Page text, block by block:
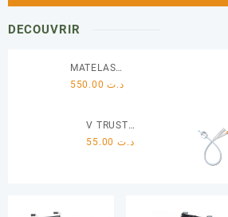
DECOUVRIR
MATELAS
GAUFFRIER
د.ت550.00
V TRUST
APPAREIL
د.ت55.00